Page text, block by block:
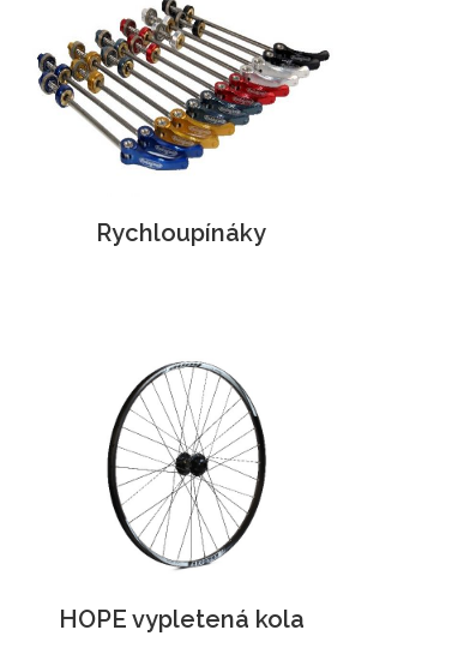
Rychloupínáky
HOPE vypletená kola